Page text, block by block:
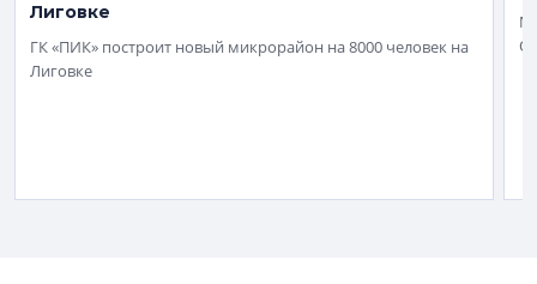
Лиговке
ГК «ПИК» построит новый микрорайон на 8000 человек на
Лиговке